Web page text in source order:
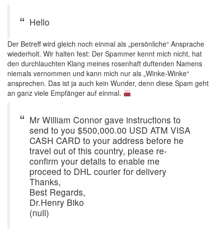
Hello
Der Betreff wird gleich noch einmal als „persönliche“ Ansprache
wiederholt. Wir halten fest: Der Spammer kennt mich nicht, hat
den durchlauchten Klang meines rosenhaft duftenden Namens
niemals vernommen und kann mich nur als „Winke-Winke“
ansprechen. Das ist ja auch kein Wunder, denn diese Spam geht
an ganz viele Empfänger auf einmal.
Mr William Connor gave instructions to
send to you $500,000.00 USD ATM VISA
CASH CARD to your address before he
travel out of this country, please re-
confirm your details to enable me
proceed to DHL courier for delivery
Thanks,
Best Regards,
Dr.Henry Biko
(null)